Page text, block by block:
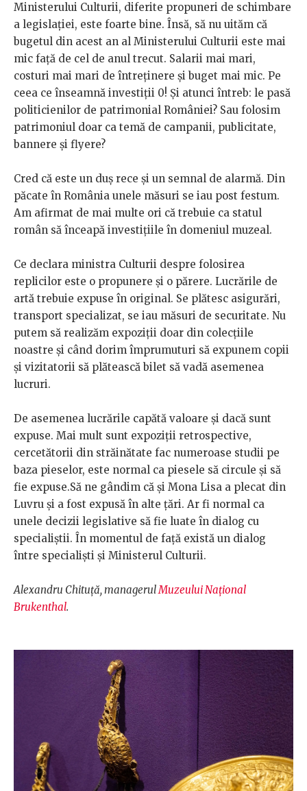
Ministerului Culturii, diferite propuneri de schimbare
a legislației, este foarte bine. Însă, să nu uităm că
bugetul din acest an al Ministerului Culturii este mai
mic față de cel de anul trecut. Salarii mai mari,
costuri mai mari de întreținere și buget mai mic. Pe
ceea ce înseamnă investiții 0! Și atunci întreb: le pasă
politicienilor de patrimonial României? Sau folosim
patrimoniul doar ca temă de campanii, publicitate,
bannere și flyere?
Cred că este un duș rece și un semnal de alarmă. Din
păcate în România unele măsuri se iau post festum.
Am afirmat de mai multe ori că trebuie ca statul
român să înceapă investițiile în domeniul muzeal.
Ce declara ministra Culturii despre folosirea
replicilor este o propunere și o părere. Lucrările de
artă trebuie expuse în original. Se plătesc asigurări,
transport specializat, se iau măsuri de securitate. Nu
putem să realizăm expoziții doar din colecțiile
noastre și când dorim împrumuturi să expunem copii
și vizitatorii să plătească bilet să vadă asemenea
lucruri.
De asemenea lucrările capătă valoare și dacă sunt
expuse. Mai mult sunt expoziții retrospective,
cercetătorii din străinătate fac numeroase studii pe
baza pieselor, este normal ca piesele să circule și să
fie expuse.Să ne gândim că și Mona Lisa a plecat din
Luvru și a fost expusă în alte țări. Ar fi normal ca
unele decizii legislative să fie luate în dialog cu
specialiștii. În momentul de față există un dialog
între specialiști și Ministerul Culturii.
Alexandru Chituță, managerulMuzeului Național
Brukenthal.